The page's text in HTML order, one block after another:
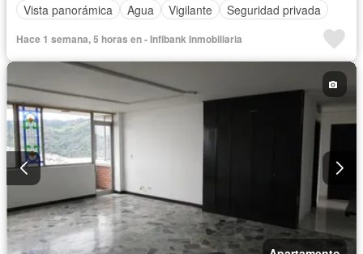
Vista panorámica
Agua Vigilante Seguridad privada
Hace 1 semana, 5 horas en - Infibank Inmobiliaria